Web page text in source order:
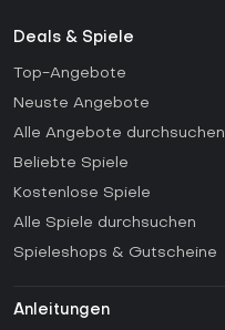
Deals & Spiele
Top-Angebote
Neuste Angebote
Alle Angebote durchsuchen
Beliebte Spiele
Kostenlose Spiele
Alle Spiele durchsuchen
Spieleshops & Gutscheine
Anleitungen